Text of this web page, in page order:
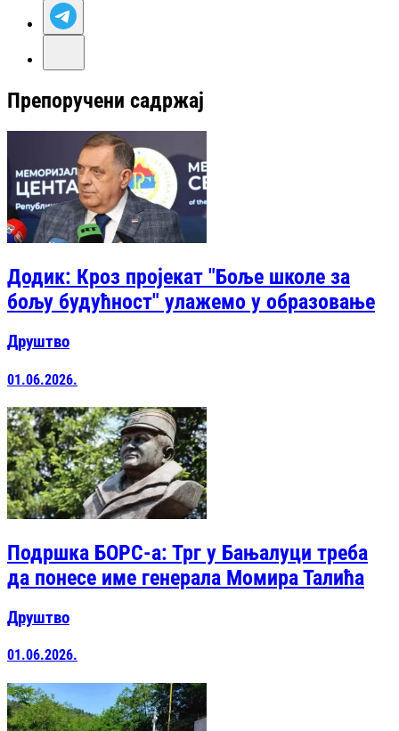
Препоручени садржај
Додик: Кроз пројекат "Боље школе за
бољу будућност" улажемо у образовање
Друштво
01.06.2026.
Подршка БОРС-а: Трг у Бањалуци треба
да понесе име генерала Момира Талића
Друштво
01.06.2026.